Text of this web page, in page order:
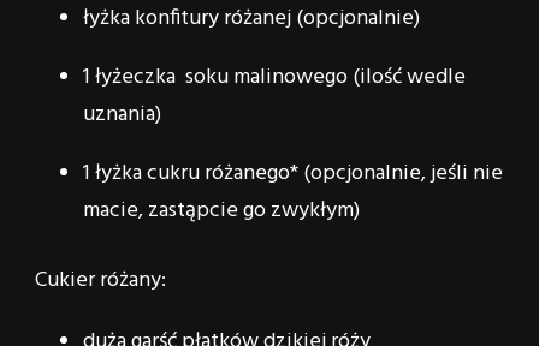
łyżka konfitury różanej (opcjonalnie)
1 łyżeczka soku malinowego (ilość wedle
uznania)
1 łyżka cukru różanego* (opcjonalnie, jeśli nie
macie, zastąpcie go zwykłym)
Cukier różany: